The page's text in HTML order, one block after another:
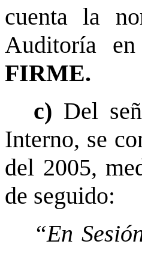
cuenta la
Auditoría
FIRME.
c) Del
Interno, se
del 2005,
de seguido:
“En